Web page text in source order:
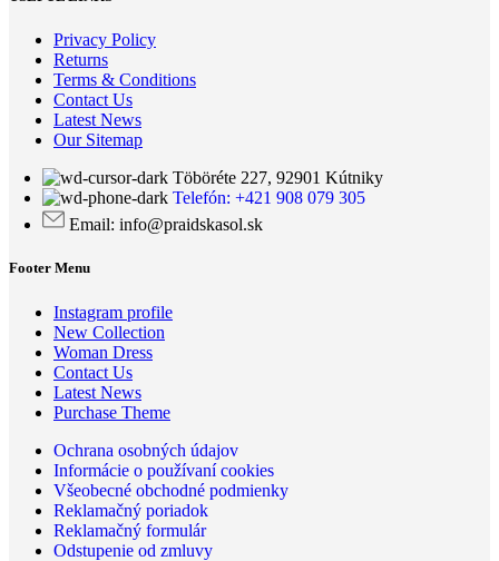
Privacy Policy
Returns
Terms & Conditions
Contact Us
Latest News
Our Sitemap
Töböréte 227, 92901 Kútniky
Telefón: +421 908 079 305
Email: info@praidskasol.sk
Footer Menu
Instagram profile
New Collection
Woman Dress
Contact Us
Latest News
Purchase Theme
Ochrana osobných údajov
Informácie o používaní cookies
Všeobecné obchodné podmienky
Reklamačný poriadok
Reklamačný formulár
Odstupenie od zmluvy